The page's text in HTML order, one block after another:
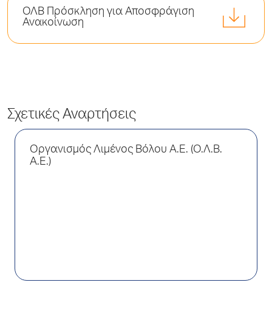
ΟΛB Πρόσκληση για Αποσφράγιση
Ανακοίνωση
Σχετικές Αναρτήσεις
Οργανισμός Λιμένος Βόλου Α.Ε. (Ο.Λ.Β.
Α.Ε.)